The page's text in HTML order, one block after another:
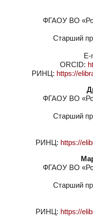
ФГАОУ ВО
Старший
E-
ORCID:
РИНЦ: https://
ФГАОУ ВО
Старший
РИНЦ: https://
ФГАОУ ВО
Старший
РИНЦ: https://